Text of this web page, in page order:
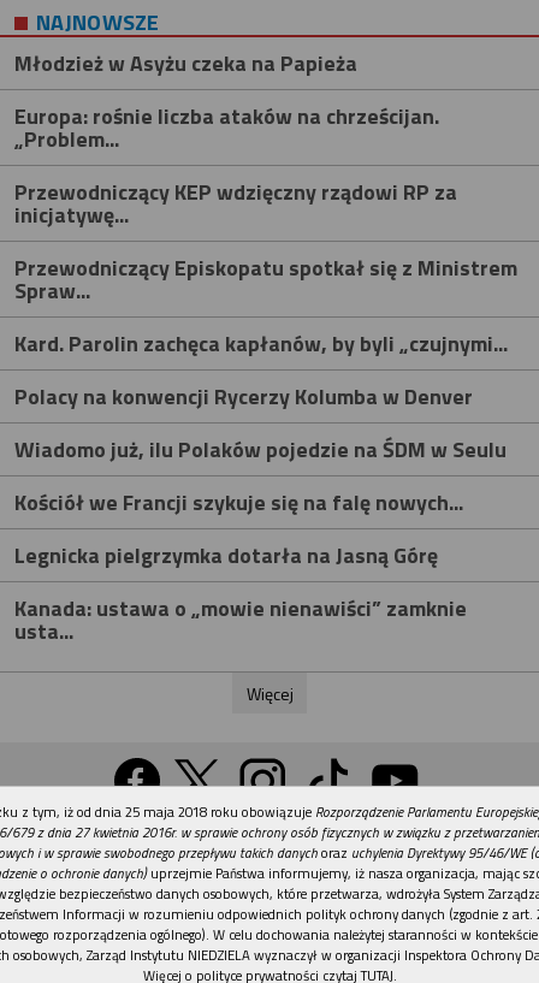
NAJNOWSZE
Młodzież w Asyżu czeka na Papieża
Europa: rośnie liczba ataków na chrześcijan.
„Problem...
Przewodniczący KEP wdzięczny rządowi RP za
inicjatywę...
Przewodniczący Episkopatu spotkał się z Ministrem
Spraw...
Kard. Parolin zachęca kapłanów, by byli „czujnymi...
Polacy na konwencji Rycerzy Kolumba w Denver
Wiadomo już, ilu Polaków pojedzie na ŚDM w Seulu
Kościół we Francji szykuje się na falę nowych...
Legnicka pielgrzymka dotarła na Jasną Górę
Kanada: ustawa o „mowie nienawiści” zamknie
usta...
Więcej
Wersja na komputer
Działy Tematy Kontakt Reklama
Patronaty
Polityka prywatności
REKLAMA
z tym, iż od dnia 25 maja 2018 roku obowiązuje Rozporządzenie Parlamentu
679 z dnia 27 kwietnia 2016r. w sprawie ochrony osób fizycznych w związku z
i w sprawie swobodnego przepływu takich danychoraz uchylenia Dyrektywy 95/46/WE
o ochronie danych)uprzejmie Państwa informujemy, iż nasza organizacja, mając
bezpieczeństwo danych osobowych, które przetwarza, wdrożyła System
Informacji w rozumieniu odpowiednich polityk ochrony danych (zgodnie z art.
rozporządzenia ogólnego). W celu dochowania należytej staranności w
osobowych, Zarząd Instytutu NIEDZIELA wyznaczył w organizacji Inspektora Ochrony
Więcej o polityce prywatności czytaj TUTAJ.